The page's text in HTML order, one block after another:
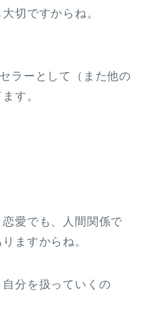
切ですからね。
ラーとして（また他の
す。
愛でも、人間関係で
ますからね。
分を扱っていくの